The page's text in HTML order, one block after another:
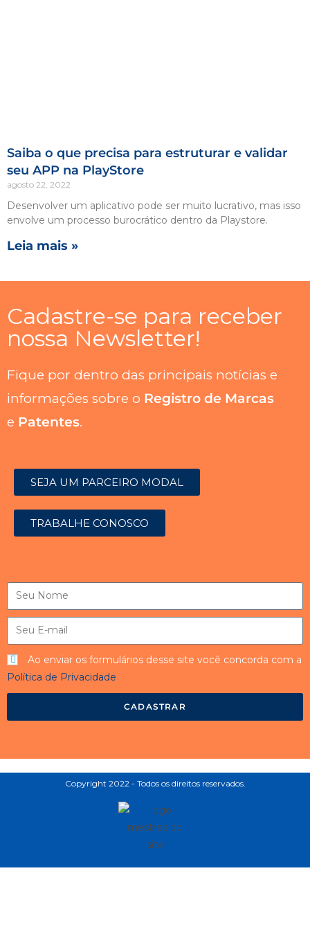
Saiba o que precisa para estruturar e validar
seu APP na PlayStore
agosto 22, 2022
Desenvolver um aplicativo pode ser muito lucrativo, mas isso
envolve um processo burocrático dentro da Playstore.
Leia mais »
Cadastre-se para receber
nossa Newsletter!
Fique por dentro das principais notícias e
informações sobre o Registro de Marcas
e Patentes.
SEJA UM PARCEIRO MODAL
TRABALHE CONOSCO
Ao enviar os formulários desse site você concorda com a
Política de Privacidade
CADASTRAR
Copyright 2022 - Todos os direitos reservados.